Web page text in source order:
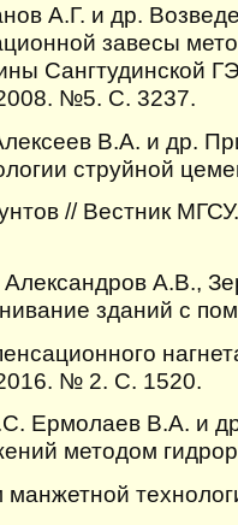
А.Г. и др.
завесы
Сангтудинской
№5. С. 3237.
В.А. и др.
струйной
// Вестник
А.В.,
зданий с
№ 2. С. 1520.
Ермолаев В.А. и
методом
манжетной